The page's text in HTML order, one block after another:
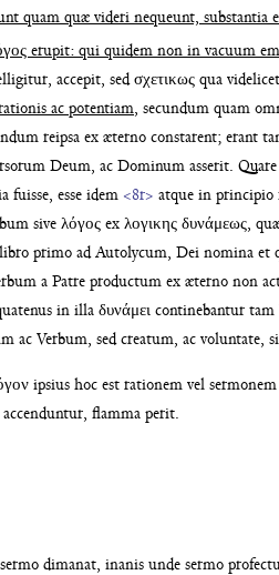
quam quæ videri nequeunt, substantia
erupit: qui quidem non in vacuum
accepit, sedσχετικως qua
ac potentiam, secundum quam
reipsa ex æterno constarent; erant
Deum, ac Dominum asserit. Quare
fuisse, esse idem <8r> atque in principio
sive λόγος ex λογικης δυνάμεως,
primo ad Autolycum, Dei nomina et
a Patre productum ex æterno non
tenus in illa δυνάμει continebantur tam
ac Verbum, sed creatum, ac voluntate,
ipsius hoc est rationem vel
cenduntur, flamma perit.
dimanat, inanis unde sermo